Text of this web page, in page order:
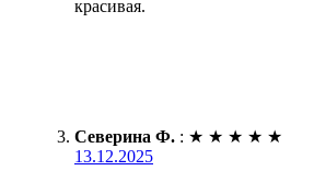
красивая.
Северина Ф. : ★ ★ ★ ★ ★
13.12.2025